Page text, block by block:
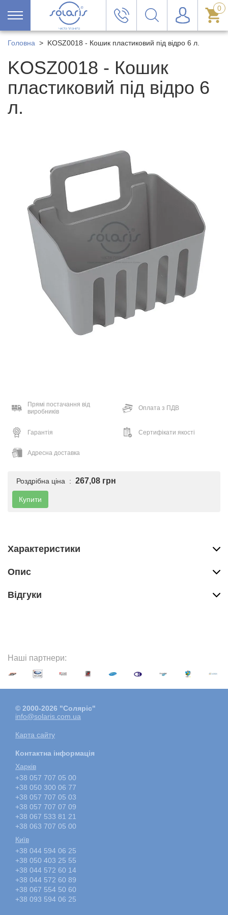
0
Головна > KOSZ0018 - Кошик пластиковий під відро 6 л.
KOSZ0018 - Кошик
пластиковий під відро 6
л.
Прямі постачання від
виробників
Оплата з ПДВ
Гарантія Сертифікати якості
Адресна доставка
Роздрібна ціна : 267,08 грн
Купити
Характеристики
Опис
Вiдгуки
Наші партнери:
© 2000-2026 "Соляріс"
info@solaris.com.ua
Карта сайту
Контактна інформація
Харкiв
+38 057 707 05 00
+38 050 300 06 77
+38 057 707 05 03
+38 057 707 07 09
+38 067 533 81 21
+38 063 707 05 00
Київ
+38 044 594 06 25
+38 050 403 25 55
+38 044 572 60 14
+38 044 572 60 89
+38 067 554 50 60
+38 093 594 06 25